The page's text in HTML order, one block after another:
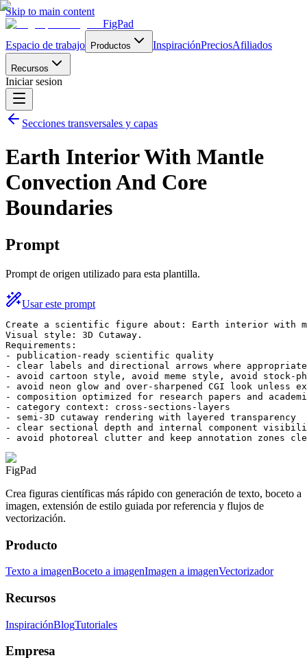
Skip to main content
FigPad
Espacio de trabajo
Productos InspiraciónPreciosAfiliados
Recursos
Iniciar sesion
Secciones transversales y capas
Earth Interior With Mantle
Convection And Core
Boundaries
Prompt
Prompt de origen utilizado para esta plantilla.
Usar este prompt
Create a scientific figure about: Earth interior with
Visual style: 3D Cutaway.
Requirements:
- publication-ready scientific quality
- clear labels and directional arrows where appropriate
- avoid cartoon style, avoid meme style, avoid stock-
- avoid neon glow and over-sharpened CGI look unless
- composition optimized for research papers and
- category context: cross-sections-layers
- semi-3D cutaway rendering with layered transparency
- clear sectional depth and internal component
- avoid photoreal clutter and keep annotation zones
FigPad
Crea figuras científicas más rápido con generación de texto, boceto a
imagen, extensión de estilo guiada por referencia y flujos de
vectorización.
Producto
Texto a imagenBoceto a imagenImagen a imagenVectorizador
Recursos
InspiraciónBlogTutoriales
Empresa